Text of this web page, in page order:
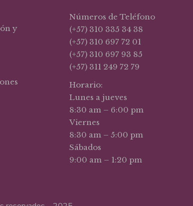
y
Números de Teléfono
(+57) 310 335 34 38
(+57) 310 697 72 01
(+57) 310 697 93 85
(+57) 311 249 72 79
Horario:
Lunes a jueves
8:30 am – 6:00 pm
Viernes
8:30 am – 5:00 pm
Sábados
9:00 am – 1:20 pm